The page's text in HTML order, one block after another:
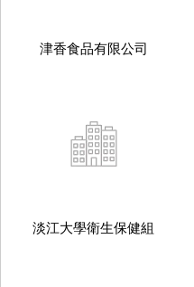
津香食品有限公司
淡江大學衛生保健組